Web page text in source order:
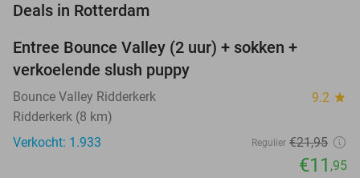
Deals in Rotterdam
Entree Bounce Valley (2 uur) + sokken +
verkoelende slush puppy
Bounce Valley Ridderkerk 9.2 star
Ridderkerk (8 km)
Verkocht: 1.933
Regulier €21,95
€11 ,95